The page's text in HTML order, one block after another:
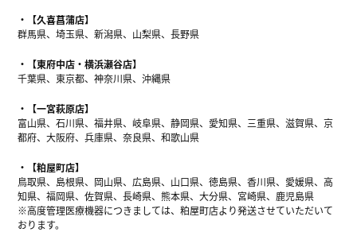
【久喜菖蒲店】
群馬県、埼玉県、新潟県、山梨県、長野県
【東府中店・横浜瀬谷店】
千葉県、東京都、神奈川県、沖縄県
【一宮萩原店】
富山県、石川県、福井県、岐阜県、静岡県、愛知県、三重県、滋賀県、京
都府、大阪府、兵庫県、奈良県、和歌山県
【粕屋町店】
鳥取県、島根県、岡山県、広島県、山口県、徳島県、香川県、愛媛県、高
知県、福岡県、佐賀県、長崎県、熊本県、大分県、宮崎県、鹿児島県
※高度管理医療機器につきましては、粕屋町店より発送させていただいて
おります。